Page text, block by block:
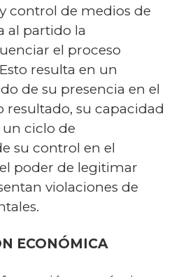
control de medios de
al partido la
el proceso
resulta en un
de su presencia en el
resultado, su capacidad
ciclo de
su control en el
poder de legitimar
violaciones de
ECONÓMICA